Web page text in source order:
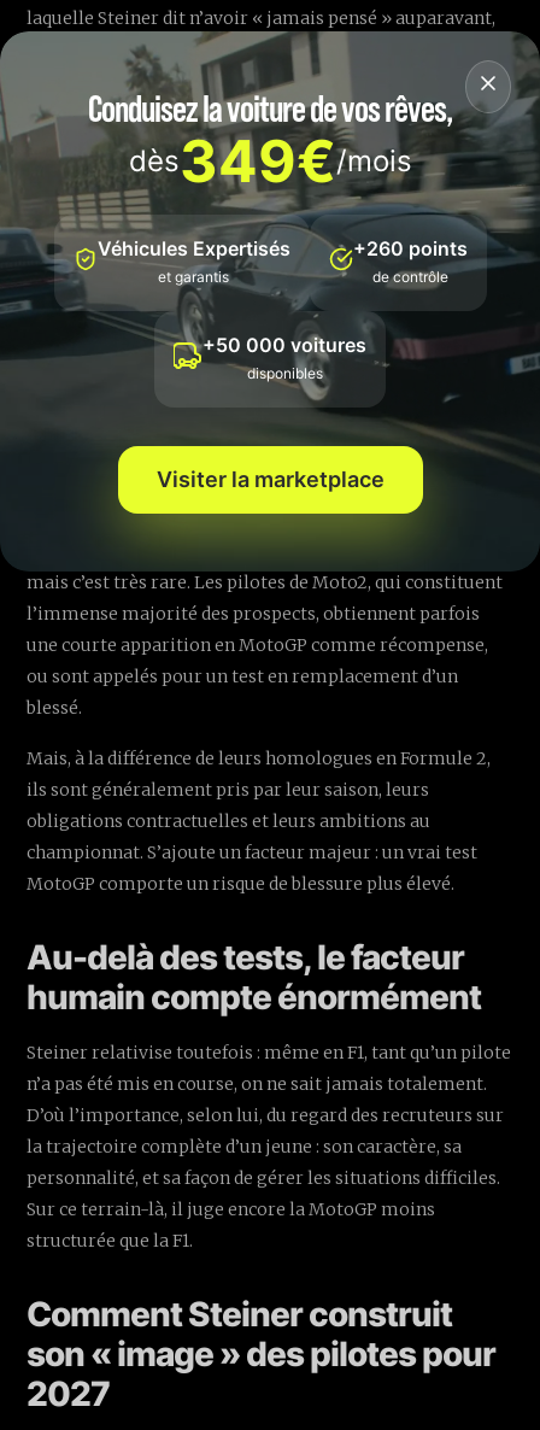
laquelle Steiner dit n’avoir « jamais pensé » auparavant,
mais il estime que cela « ne ferait pas de mal ». Pour lui,
ce type d’essai aiderait à « dessiner une image » plus
claire d’un pilote, sans pour autant constituer une preuve
définitive de son niveau.
Il y voit aussi un intérêt direct pour les pilotes de Moto2 :
une chance de montrer quelque chose de concret, plutôt
que de devoir argumenter sans élément tangible. Son
raisonnement est simple : mettre le pilote sur la moto
permet aussi d’observer comment il travaille, au-delà de
la vitesse pure.
Pourquoi ces opportunités
restent rares
Techniquement, rien n’empêche une équipe MotoGP
mais c’est très rare. Les pilotes de Moto2, qui constituent
l’immense majorité des prospects, obtiennent parfois
une courte apparition en MotoGP comme récompense,
ou sont appelés pour un test en remplacement d’un
blessé.
Mais, à la différence de leurs homologues en Formule 2,
ils sont généralement pris par leur saison, leurs
obligations contractuelles et leurs ambitions au
championnat. S’ajoute un facteur majeur : un vrai test
MotoGP comporte un risque de blessure plus élevé.
Au-delà des tests, le facteur
humain compte énormément
Steiner relativise toutefois : même en F1, tant qu’un pilote
n’a pas été mis en course, on ne sait jamais totalement.
D’où l’importance, selon lui, du regard des recruteurs sur
la trajectoire complète d’un jeune : son caractère, sa
personnalité, et sa façon de gérer les situations difficiles.
Sur ce terrain-là, il juge encore la MotoGP moins
structurée que la F1.
Comment Steiner construit
son « image » des pilotes pour
2027
Conduisez la voiture de vos rêves,
dès349€/mois
Véhicules Expertisés
et garantis
+260 points
de contrôle
+50 000 voitures
disponibles
Visiter la marketplace